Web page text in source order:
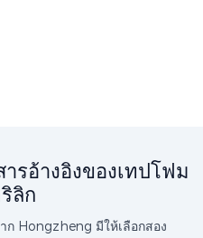
รอ้างอิงของเทปโฟม
ลิก
ก Hongzheng มีให้เลือกสอง